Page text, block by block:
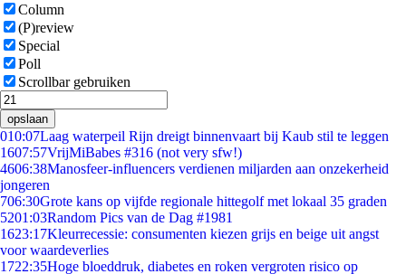
Column
(P)review
Special
Poll
Scrollbar gebruiken
opslaan
010:07Laag waterpeil Rijn dreigt binnenvaart bij Kaub stil te leggen
1607:57VrijMiBabes #316 (not very sfw!)
4606:38Manosfeer-influencers verdienen miljarden aan onzekerheid
jongeren
706:30Grote kans op vijfde regionale hittegolf met lokaal 35 graden
5201:03Random Pics van de Dag #1981
1623:17Kleurrecessie: consumenten kiezen grijs en beige uit angst
voor waardeverlies
1722:35Hoge bloeddruk, diabetes en roken vergroten risico op